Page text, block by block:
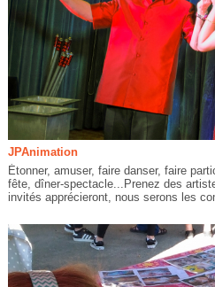
JPAnimation
Étonner, amuser, faire danser, faire
fête, dîner-spectacle...Prenez des
invités apprécieront, nous serons les